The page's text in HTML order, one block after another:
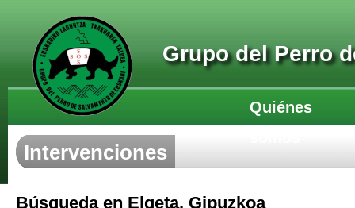
Grupo del Perro
Quiénes
Intervenciones
Búsqueda en Elgeta, Gipuzkoa